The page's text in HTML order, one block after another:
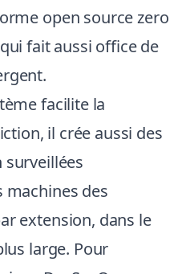
open source zero
fait aussi office de
facilite la
il crée aussi des
machines des
extension, dans le
large. Pour